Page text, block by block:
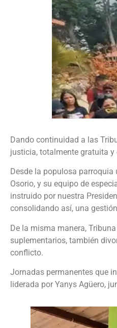
Dando continuidad a las
justicia, totalmente gratuita y
Desde la populosa
Osorio, y su equipo de
instruido por nuestra
consolidando así, una
De la misma manera,
suplementarios, también
conflicto.
Jornadas permanentes que
liderada por Yanys Agüero,